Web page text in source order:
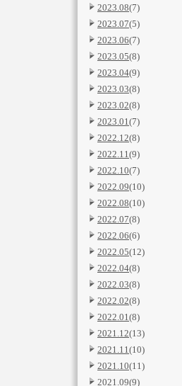
2023.08(7)
2023.07(5)
2023.06(7)
2023.05(8)
2023.04(9)
2023.03(8)
2023.02(8)
2023.01(7)
2022.12(8)
2022.11(9)
2022.10(7)
2022.09(10)
2022.08(10)
2022.07(8)
2022.06(6)
2022.05(12)
2022.04(8)
2022.03(8)
2022.02(8)
2022.01(8)
2021.12(13)
2021.11(10)
2021.10(11)
2021.09(9)